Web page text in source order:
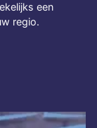
een
regio.